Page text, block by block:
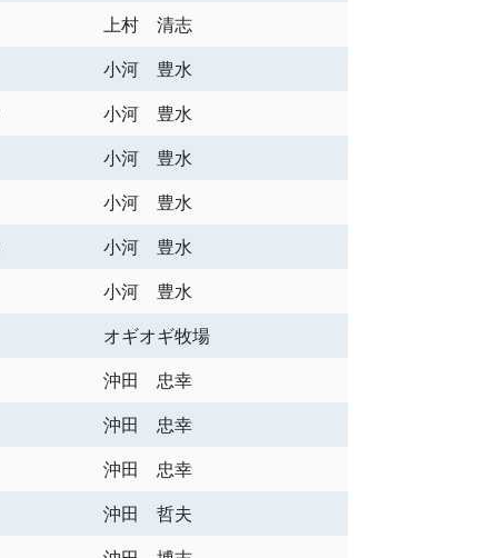
上村 清志
小河 豊水
小河 豊水
小河 豊水
小河 豊水
小河 豊水
小河 豊水
オギオギ牧場
沖田 忠幸
沖田 忠幸
沖田 忠幸
沖田 哲夫